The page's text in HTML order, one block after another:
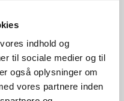
indhold og
til sociale medier og til
også oplysninger om
vores partnere inden